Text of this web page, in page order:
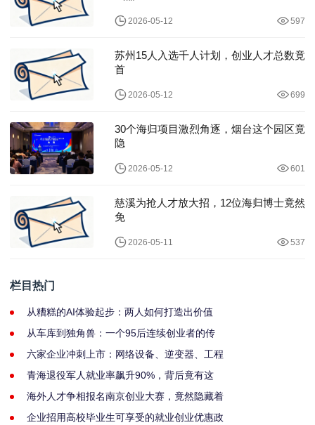
2026-05-12 597
苏州15人入选千人计划，创业人才总数竟
首
2026-05-12 699
30个海归项目激烈角逐，烟台这个园区竟
隐
2026-05-12 601
慈溪为抢人才放大招，12位海归博士竟然
免
2026-05-11 537
栏目热门
从糟糕的AI体验起步：两人如何打造出价值
从车库到独角兽：一个95后连续创业者的传
六家企业冲刺上市：网络设备、逆变器、工程
青海退役军人就业率飙升90%，背后竟有这
海外人才争相报名南京创业大赛，竟然隐藏着
企业招用高校毕业生可享受的就业创业优惠政